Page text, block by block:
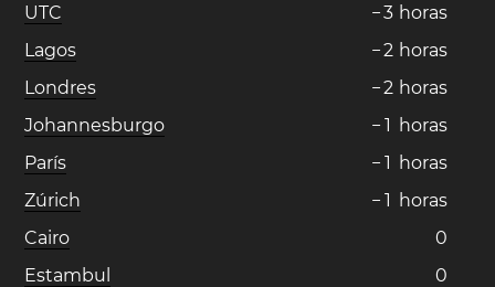
UTC
−3 horas
Lagos
−2 horas
Londres
−2 horas
Johannesburgo
− 1 horas
París
− 1 horas
Zúrich
− 1 horas
Cairo
0
Estambul
0